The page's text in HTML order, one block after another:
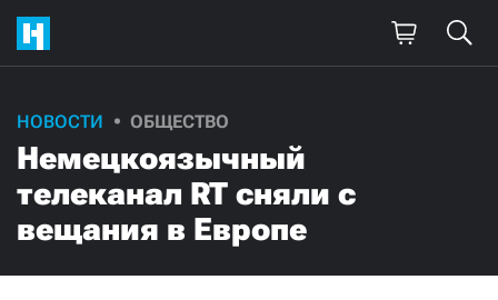
НОВОСТИ ОБЩЕСТВО
Немецкоязычный
телеканал RT сняли с
вещания в Европе